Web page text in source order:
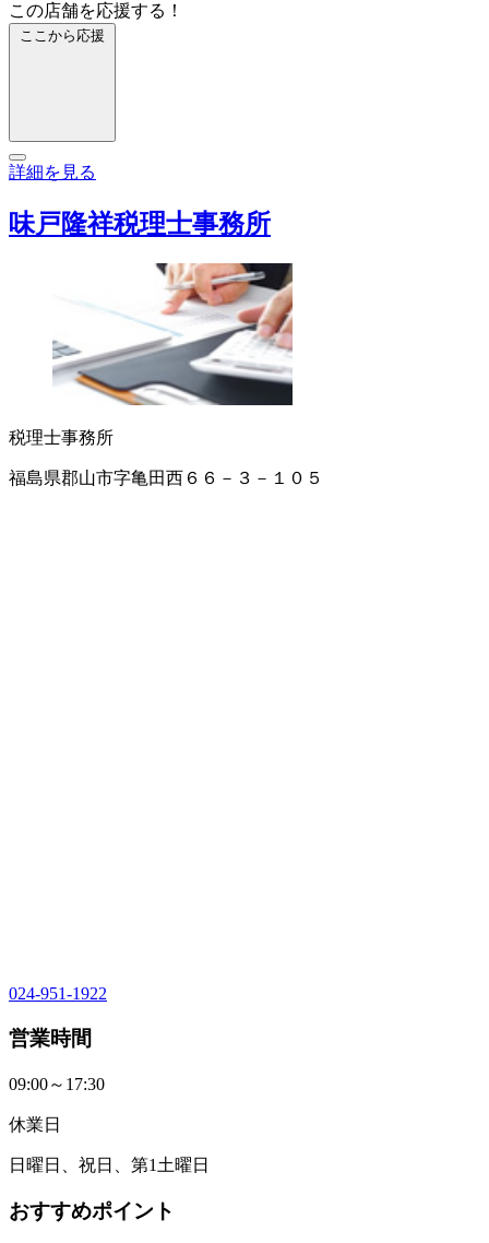
この店舗を応援する！
ここから応援
詳細を見る
味戸隆祥税理士事務所
税理士事務所
福島県郡山市字亀田西６６－３－１０５
024-951-1922
営業時間
09:00～17:30
休業日
日曜日、祝日、第1土曜日
おすすめポイント